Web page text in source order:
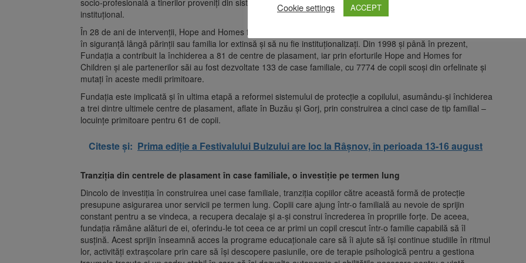
instituțional.
În 28 de ani de intervenții, Hope and Homes for Children România a susținut peste 45.064 de copii să rămână
în siguranță lângă părinții sau familia lor extinsă și să nu fie instituționalizați. Din 1998 și până în prezent,
Fundația a contribuit la închiderea a 81 de centre de plasament, iar prin eforturile Hope and Homes for
Children și ale partenerilor săi au fost dezvoltate 133 de case familiale, cu 7774 de copii scoși din orfelinate și
mutați în aceste medii primitoare.
Fundația este implicată și în ultima etapă a reformei sistemului de protecție a copilului, asumându-și închiderea
a trei dintre ultimele centre de plasament, aflate în Buzău și Gorj, prin construirea a cinci case de tip familial –
locuințe primitoare pentru 61 de copii.
Citeste și: Prima ediție a Festivalului Bulzului are loc la Râșnov, în perioada 13-16 august
Tranziția din centrele de plasament în case familiale, o investiție pe termen lung
Dincolo de investiția în construirea unei case familiale, tranziția copiilor către această formă de protecție
presupune asigurarea unor servicii pe termen lung. Copiii care ajung într-o familială au nevoie de sprijin
constant pentru a se vindeca, a recupera decalaje și a-și construi încrederea în propriile forțe. De aceea,
fundația rămâne alături de ei, oferindu-le tot ceea ce ar primi un copil crescut într-o familie capabilă să îl
susțină. Acest sprijin înseamnă acces la programe educaționale care să îi ajute să își continue studiile în ritmul
lor, activități extrașcolare prin care să își descopere pasiunile, ore de terapie psihologică pentru a gestiona
Cookie settings ACCEPT